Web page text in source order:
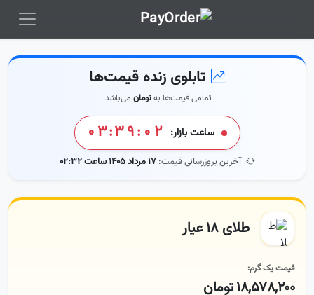
تابلوی زنده قیمت‌ها
تمامی قیمت‌ها بهتومان می‌باشد.
ساعت بازار: ۰۳:۳۹:۰۳
آخرین بروزرسانی قیمت:۱۷ مرداد ۱۴۰۵ ساعت ۰۲:۳۲
طلای ۱۸ عیار
قیمت یک گرم:
۱۸,۵۷۸,۲۰۰ تومان